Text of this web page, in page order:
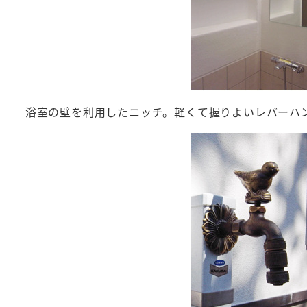
浴室の壁を利用したニッチ。軽くて握りよいレバーハ